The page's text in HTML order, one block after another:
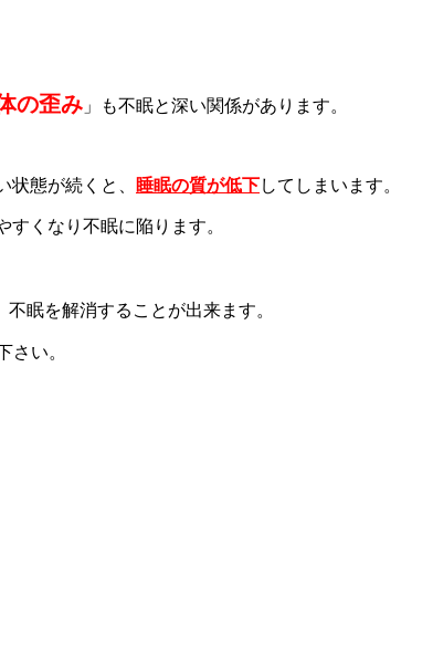
の歪み 」も不眠と深い関係があります。
状態が続くと、 睡眠の質が低下してしまいます。
くなり不眠に陥ります。
不眠を解消することが出来ます。
さい。